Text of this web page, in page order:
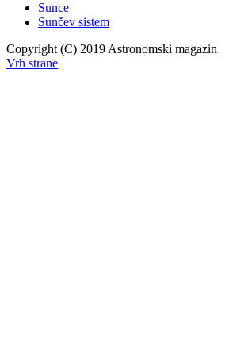
Sunce
Sunčev sistem
Copyright (C) 2019 Astronomski magazin
Vrh strane